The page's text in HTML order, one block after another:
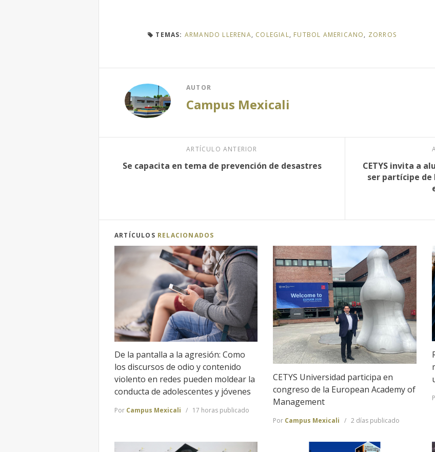
TEMAS: ARMANDO LLERENA, COLEGIAL, FUTBOL AMERICANO, ZORROS
AUTOR
Campus Mexicali
ARTÍCULO ANTERIOR
Se capacita en tema de prevención de desastres
CETYS invita a
ser partícipe de
ARTÍCULOS RELACIONADOS
De la pantalla a la agresión: Como
los discursos de odio y contenido
violento en redes pueden moldear la
conducta de adolescentes y jóvenes
Por Campus Mexicali 17 horas publicado
CETYS Universidad participa en
congreso de la European Academy of
Management
Por Campus Mexicali 2 días publicado